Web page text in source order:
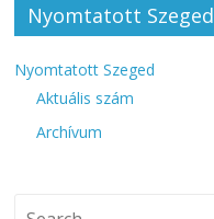
Nyomtatott Szeged
Nyomtatott Szeged
Aktuális szám
Archívum